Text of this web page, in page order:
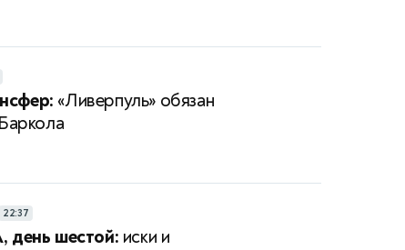
«Ливерпуль» обязан
22:37
день шестой: иски и